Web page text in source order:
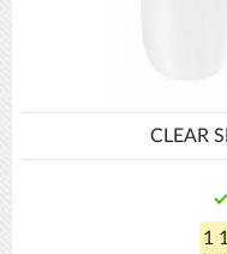
CLEAR
1